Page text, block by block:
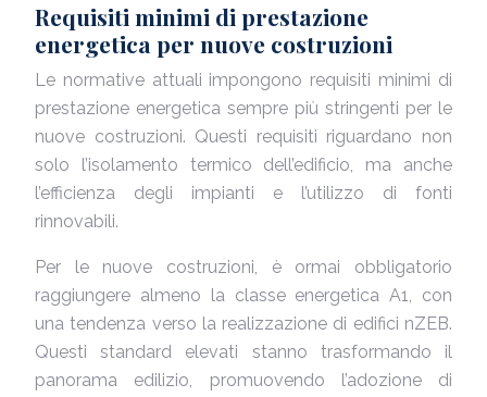
Requisiti minimi di prestazione
energetica per nuove costruzioni
Le normative attuali impongono requisiti minimi di
prestazione energetica sempre più stringenti per le
nuove costruzioni. Questi requisiti riguardano non
solo l’isolamento termico dell’edificio, ma anche
l’efficienza degli impianti e l’utilizzo di fonti
rinnovabili.
Per le nuove costruzioni, è ormai obbligatorio
raggiungere almeno la classe energetica A1, con
una tendenza verso la realizzazione di edifici nZEB.
Questi standard elevati stanno trasformando il
panorama edilizio, promuovendo l’adozione di